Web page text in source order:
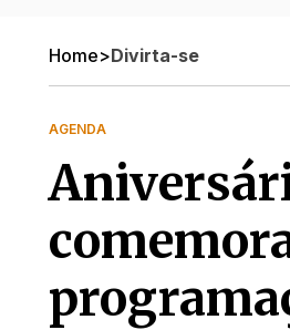
Home>Divirta-se
AGENDA